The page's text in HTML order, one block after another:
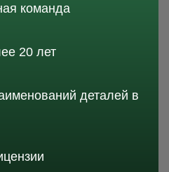
команда
20 лет
деталей в